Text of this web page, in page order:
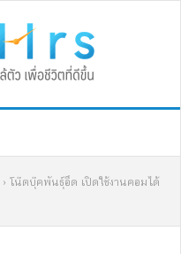
› โน๊ตบุ๊คพันธุ์อึด เปิดใช้งานคอมได้